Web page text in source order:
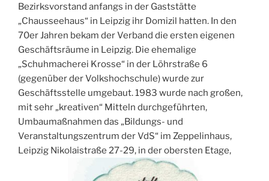
Bezirksvorstand anfangs in der Gaststätte
„Chausseehaus“ in Leipzig ihr Domizil hatten. In den
70er Jahren bekam der Verband die ersten eigenen
Geschäftsräume in Leipzig. Die ehemalige
„Schuhmacherei Krosse“ in der Löhrstraße 6
(gegenüber der Volkshochschule) wurde zur
Geschäftsstelle umgebaut. 1983 wurde nach großen,
mit sehr „kreativen“ Mitteln durchgeführten,
Umbaumaßnahmen das „Bildungs- und
Veranstaltungszentrum der VdS“ im Zeppelinhaus,
Leipzig Nikolaistraße 27-29, in der obersten Etage,